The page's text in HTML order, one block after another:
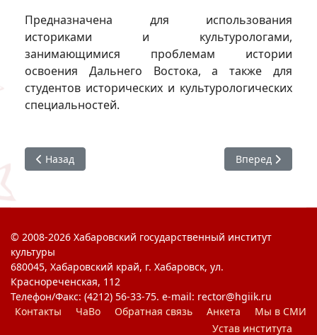
Предназначена для использования
историками и культурологами,
занимающимися проблемам истории
освоения Дальнего Востока, а также для
студентов исторических и культурологических
специальностей.
Предыдущий: Модель космоса в содержании
Назад Следующий:
Вперед
© 2008-2026 Хабаровский государственный институт
культуры
680045, Хабаровский край, г. Хабаровск, ул.
Краснореченская, 112
Телефон/Факс: (4212) 56-33-75. e-mail: rector@hgiik.ru
Контакты
ЧаВо Обратная связь Анкета
Мы в СМИ
Устав института